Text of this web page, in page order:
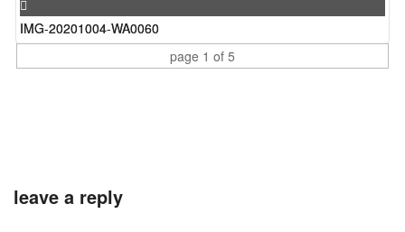
IMG-20201004-WA0060
page 1 of 5
leave a reply